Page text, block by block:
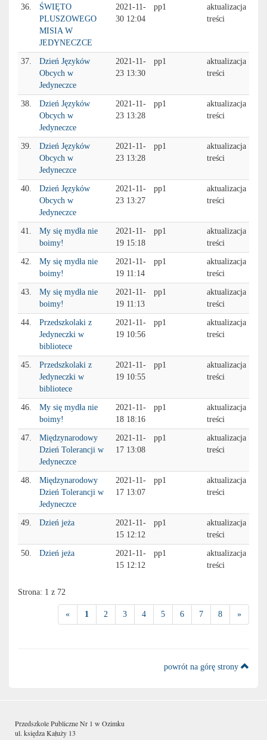
36.
ŚWIĘTO
PLUSZOWEGO
MISIA W
JEDYNECZCE
2021-11-
30 12:04
pp1
aktualizacja
treści
37.
Dzień Języków
Obcych w
Jedyneczce
2021-11-
23 13:30
pp1
aktualizacja
treści
38.
Dzień Języków
Obcych w
Jedyneczce
2021-11-
23 13:28
pp1
aktualizacja
treści
39.
Dzień Języków
Obcych w
Jedyneczce
2021-11-
23 13:28
pp1
aktualizacja
treści
40.
Dzień Języków
Obcych w
Jedyneczce
2021-11-
23 13:27
pp1
aktualizacja
treści
41.
My się mydła nie
boimy!
2021-11-
19 15:18
pp1
aktualizacja
treści
42.
My się mydła nie
boimy!
2021-11-
19 11:14
pp1
aktualizacja
treści
43.
My się mydła nie
boimy!
2021-11-
19 11:13
pp1
aktualizacja
treści
44.
Przedszkolaki z
Jedyneczki w
bibliotece
2021-11-
19 10:56
pp1
aktualizacja
treści
45.
Przedszkolaki z
Jedyneczki w
bibliotece
2021-11-
19 10:55
pp1
aktualizacja
treści
46.
My się mydła nie
boimy!
2021-11-
18 18:16
pp1
aktualizacja
treści
47.
Międzynarodowy
Dzień Tolerancji w
Jedyneczce
2021-11-
17 13:08
pp1
aktualizacja
treści
48.
Międzynarodowy
Dzień Tolerancji w
Jedyneczce
2021-11-
17 13:07
pp1
aktualizacja
treści
49. Dzień jeża
2021-11-
15 12:12
pp1
aktualizacja
treści
50. Dzień jeża
2021-11-
15 12:12
pp1
aktualizacja
treści
Strona: 1 z 72
« 1 2 3 4 5 6 7 8 »
powrót na górę strony
Przedszkole Publiczne Nr 1 w Ozimku
ul. księdza Kałuży 13